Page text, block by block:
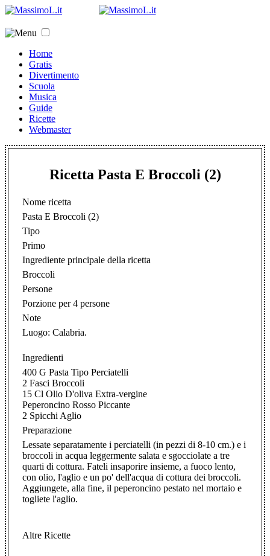
Home
Gratis
Divertimento
Scuola
Musica
Guide
Ricette
Webmaster
Ricetta Pasta E Broccoli (2)
Nome ricetta
Pasta E Broccoli (2)
Tipo
Primo
Ingrediente principale della ricetta
Broccoli
Persone
Porzione per 4 persone
Note
Luogo: Calabria.
Ingredienti
400 G Pasta Tipo Perciatelli
2 Fasci Broccoli
15 Cl Olio D'oliva Extra-vergine
Peperoncino Rosso Piccante
2 Spicchi Aglio
Preparazione
Lessate separatamente i perciatelli (in pezzi di 8-10 cm.) e i
broccoli in acqua leggermente salata e sgocciolate a tre
quarti di cottura. Fateli insaporire insieme, a fuoco lento,
con olio, l'aglio e un po' dell'acqua di cottura dei broccoli.
Aggiungete, alla fine, il peperoncino pestato nel mortaio e
togliete l'aglio.
Altre Ricette